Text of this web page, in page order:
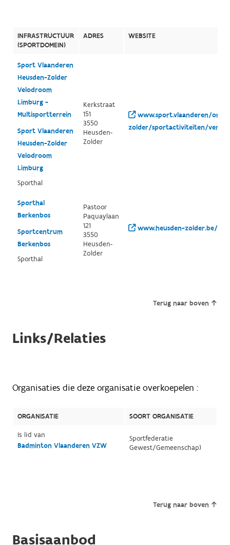
INFRASTRUCTUUR
(SPORTDOMEIN)
ADRES WEBSITE
Sport Vlaanderen
Heusden-Zolder
Velodroom
Limburg -
Multisportterrein
Sport Vlaanderen
Heusden-Zolder
Velodroom
Limburg
Sporthal
Kerkstraat
151
3550
Heusden-
Zolder
www.sport.vlaanderen/
zolder/sportactiviteiten/
Sporthal
Berkenbos
Sportcentrum
Berkenbos
Sporthal
Pastoor
Paquaylaan
121
3550
Heusden-
Zolder
www.heusden-zolder.be/
Terug naar boven
Links/Relaties
Organisaties die deze organisatie overkoepelen :
ORGANISATIE
SOORT ORGANISATIE
Is lid van
Badminton Vlaanderen VZW
Sportfederatie
Gewest/Gemeenschap)
Terug naar boven
Basisaanbod